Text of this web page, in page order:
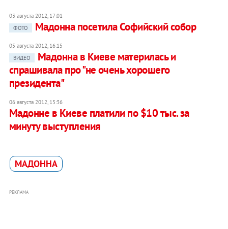
03 августа 2012, 17:01
ФОТО
Мадонна посетила Софийский собор
05 августа 2012, 16:15
ВИДЕО
Мадонна в Киеве материлась и
спрашивала про "не очень хорошего
президента"
06 августа 2012, 15:36
Мадонне в Киеве платили по $10 тыс. за
минуту выступления
МАДОННA
РЕКЛАМА